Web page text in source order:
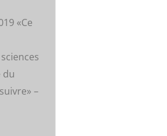
«Ce
du
–